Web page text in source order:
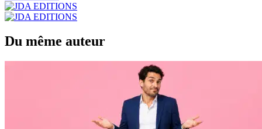
Du même auteur